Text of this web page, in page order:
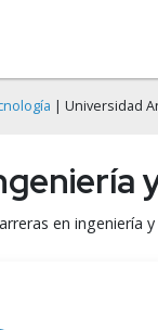
| Universidad
en ingeniería